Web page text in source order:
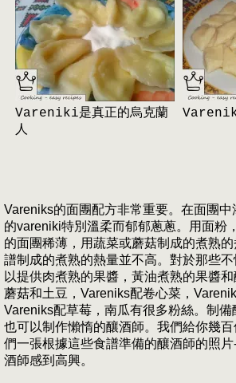
Vareniki是真正的烏克蘭
人
Vareniks的面團配方非常重要。在面團中
的vareniki特別溫柔而郁郁蔥蔥。用面粉
的面團稀薄，用蔬菜或蘑菇制成的煮熟
譜制成的煮熟的熱量並不高。對於那些
以提供肉煮熟的果醬，黃油煮熟的果醬
蘑菇和土豆，Vareniks配卷心菜，
Vareniks配草莓，南瓜有很多粉絲。制備
也可以制作懶惰的釀酒師。我們給你幾
們一張根據這些食譜準備的釀酒師的照
酒師感到高興。